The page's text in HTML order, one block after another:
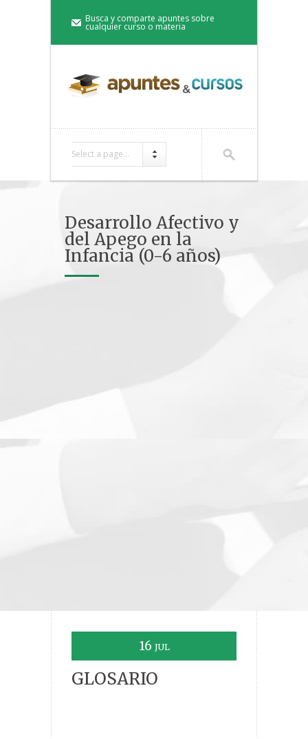
Busca y comparte apuntes sobre
cualquier curso o materia
Select a page...
Desarrollo Afectivo y
del Apego en la
Infancia (0-6 años)
16 JUL
GLOSARIO